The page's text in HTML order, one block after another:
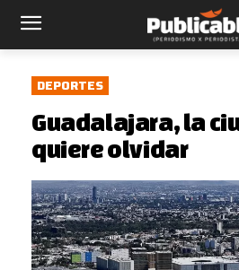
DEPORTES
Guadalajara, la
quiere olvidar